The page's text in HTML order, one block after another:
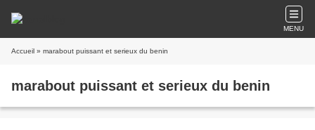
MENU
Accueil » marabout puissant et serieux du benin
marabout puissant et serieux du benin